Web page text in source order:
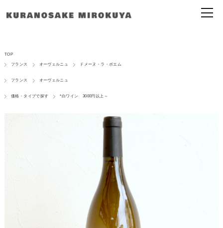
TOP
フランス オーヴェルニュ ドメーヌ・ラ・ボエム
フランス オーヴェルニュ
価格・タイプで探す *白ワイン 3000円以上～